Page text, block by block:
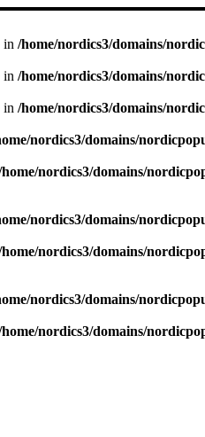
in /home/nordics3/domains/
in /home/nordics3/domains/
in /home/nordics3/domains/
nordics3/domains/
nordics3/domains/
nordics3/domains/
nordics3/domains/
nordics3/domains/
nordics3/domains/